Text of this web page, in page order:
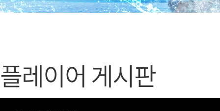
SMiniz
프렌즈팝콘
프렌즈타운
보안센터
플레이어 게시판